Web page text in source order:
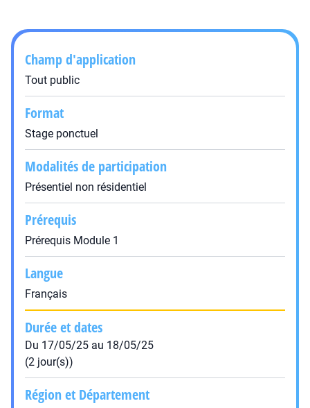
Champ d'application
Tout public
Format
Stage ponctuel
Modalités de participation
Présentiel non résidentiel
Prérequis
Prérequis Module 1
Langue
Français
Durée et dates
Du 17/05/25 au 18/05/25
(2 jour(s))
Région et Département